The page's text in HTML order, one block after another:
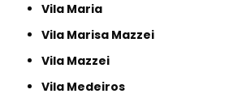
Vila Maria
Vila Marisa Mazzei
Vila Mazzei
Vila Medeiros